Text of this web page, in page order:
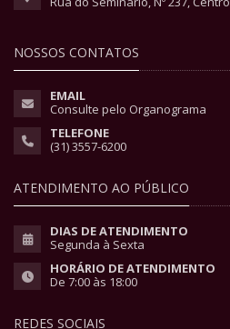
NOSSOS CONTATOS
EMAIL
Consulte pelo Organograma
TELEFONE
(31) 3557-6200
ATENDIMENTO AO PÚBLICO
DIAS DE ATENDIMENTO
Segunda à Sexta
HORÁRIO DE ATENDIMENTO
De 7:00 às 18:00
REDES SOCIAIS